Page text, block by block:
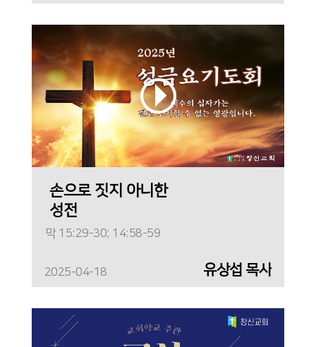
손으로 짓지 아니한
성전
막 15:29-30; 14:58-59
2025-04-18 유상섭 목사